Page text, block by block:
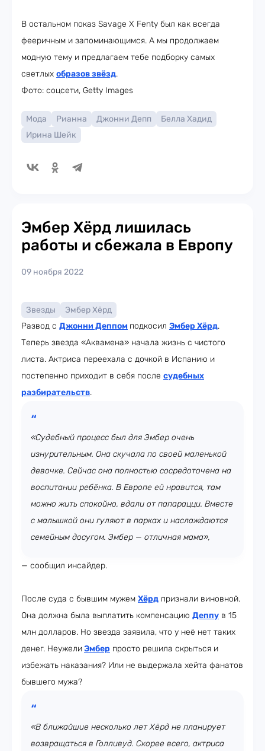
В остальном показ Savage X Fenty был как всегда
фееричным и запоминающимся. А мы продолжаем
модную тему и предлагаем тебе подборку самых
светлых образов звёзд.
Фото: соцсети, Getty Images
Мода Рианна Джонни Депп
Белла Хадид
Ирина Шейк
Эмбер Хёрд лишилась
работы и сбежала в Европу
09 ноября 2022
Звезды
Эмбер Хёрд
Развод с Джонни Деппом подкосил Эмбер Хёрд.
Теперь звезда «Аквамена» начала жизнь с чистого
листа. Актриса переехала с дочкой в Испанию и
постепенно приходит в себя после судебных
разбирательств.
«Судебный процесс был для Эмбер очень
изнурительным. Она скучала по своей маленькой
девочке. Сейчас она полностью сосредоточена на
воспитании ребёнка. В Европе ей нравится, там
можно жить спокойно, вдали от папарацци. Вместе
с малышкой они гуляют в парках и наслаждаются
семейным досугом. Эмбер — отличная мама»,
— сообщил инсайдер.
После суда с бывшим мужем Хёрд признали виновной.
Она должна была выплатить компенсацию Деппу в 15
млн долларов. Но звезда заявила, что у неё нет таких
денег. НеужелиЭмбер просто решила скрыться и
избежать наказания? Или не выдержала хейта фанатов
бывшего мужа?
«В ближайшие несколько лет Хёрд не планирует
возвращаться в Голливуд. Скорее всего, актриса